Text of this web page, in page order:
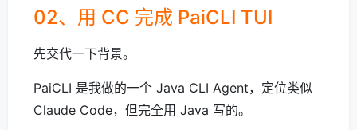
02、用 CC 完成 PaiCLI TUI
先交代一下背景。
PaiCLI 是我做的一个 Java CLI Agent，定位类似
Claude Code，但完全用 Java 写的。